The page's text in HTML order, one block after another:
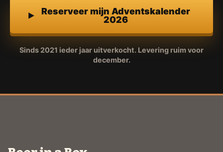
Reserveer mijn Adventskalender
2026
Sinds 2021 ieder jaar uitverkocht. Levering ruim voor
december.